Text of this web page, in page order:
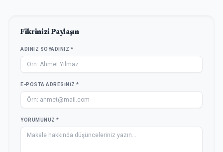
Fikrinizi Paylaşın
ADINIZ SOYADINIZ *
E-POSTA ADRESINIZ *
YORUMUNUZ *